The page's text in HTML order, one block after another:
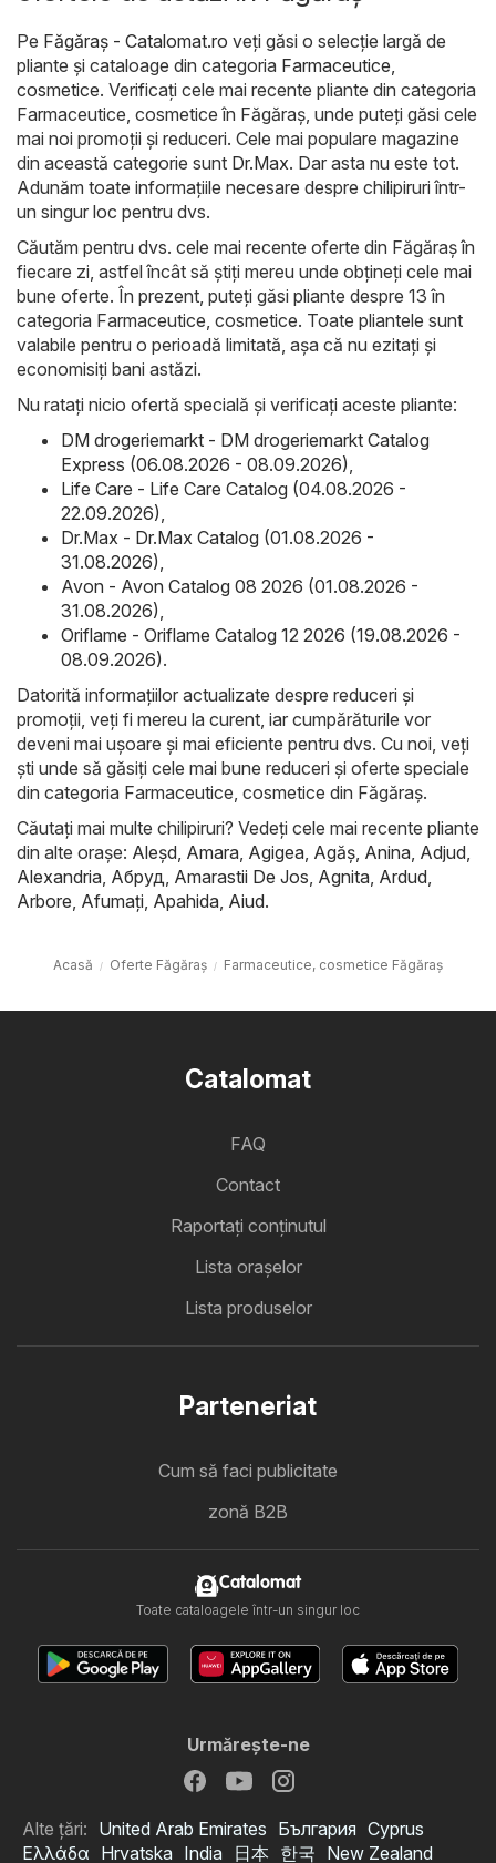
Pe Făgăraș - Catalomat.ro veți găsi o selecție largă de
pliante și cataloage din categoria Farmaceutice,
cosmetice. Verificați cele mai recente pliante din categoria
Farmaceutice, cosmetice în Făgăraș, unde puteți găsi cele
mai noi promoții și reduceri. Cele mai populare magazine
din această categorie sunt Dr.Max. Dar asta nu este tot.
Adunăm toate informațiile necesare despre chilipiruri într-
un singur loc pentru dvs.
Căutăm pentru dvs. cele mai recente oferte din Făgăraș în
fiecare zi, astfel încât să știți mereu unde obțineți cele mai
bune oferte. În prezent, puteți găsi pliante despre 13 în
categoria Farmaceutice, cosmetice. Toate pliantele sunt
valabile pentru o perioadă limitată, așa că nu ezitați și
economisiți bani astăzi.
Nu ratați nicio ofertă specială și verificați aceste pliante:
DM drogeriemarkt - DM drogeriemarkt Catalog
Express (06.08.2026 - 08.09.2026),
Life Care - Life Care Catalog (04.08.2026 -
22.09.2026),
Dr.Max - Dr.Max Catalog (01.08.2026 -
31.08.2026),
Avon - Avon Catalog 08 2026 (01.08.2026 -
31.08.2026),
Oriflame - Oriflame Catalog 12 2026 (19.08.2026 -
08.09.2026).
Datorită informațiilor actualizate despre reduceri și
promoții, veți fi mereu la curent, iar cumpărăturile vor
deveni mai ușoare și mai eficiente pentru dvs. Cu noi, veți
ști unde să găsiți cele mai bune reduceri și oferte speciale
din categoria Farmaceutice, cosmetice din Făgăraș.
Căutați mai multe chilipiruri? Vedeți cele mai recente pliante
din alte orașe: Aleşd, Amara, Agigea, Agăş, Anina, Adjud,
Alexandria, Абруд, Amarastii De Jos, Agnita, Ardud,
Arbore, Afumaţi, Apahida, Aiud.
Acasă Oferte Făgăraș Farmaceutice, cosmetice Făgăraș
Catalomat
FAQ
Contact
Raportați conținutul
Lista oraşelor
Lista produselor
Parteneriat
Cum să faci publicitate
zonă B2B
Catalomat
Toate cataloagele într-un singur loc
Urmăreşte-ne
Alte țări: United Arab Emirates България Cyprus
Ελλάδα Hrvatska India 日本 한국 New Zealand